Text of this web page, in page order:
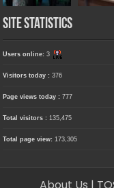
Site Statistics
Users online:3
Visitors today :376
Page views today :777
Total visitors : 135,475
Total page view: 173,305
About Us |